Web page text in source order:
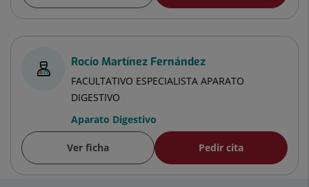
Rocío Martínez Fernández
FACULTATIVO ESPECIALISTA APARATO
DIGESTIVO
Aparato Digestivo
Ver ficha Pedir cita